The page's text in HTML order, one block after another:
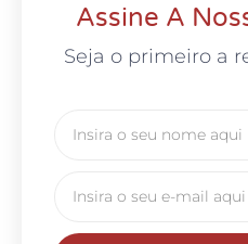
Assine A
Seja o primeiro a